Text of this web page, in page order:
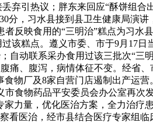
弃引热议；胖东来回应“酥饼组合
分，习水县接到县卫生健康局演讲
反映食用的“三明治”糕点为习水
该糕点。遵义市委、市于9月17日
自动联系采办食用过该三批次“三
痛、腹泻，病情体征不变。经省
物厂及8家自营门店遏制出产运
食物药品平安委员会办公室再次
力量，优化医治方案，全力治疗
看医治，经市县结合医疗专家组